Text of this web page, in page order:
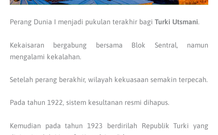
Perang Dunia I menjadi pukulan terakhir bagi Turki Utsmani.
Kekaisaran bergabung bersama Blok Sentral, namun
mengalami kekalahan.
Setelah perang berakhir, wilayah kekuasaan semakin terpecah.
Pada tahun 1922, sistem kesultanan resmi dihapus.
Kemudian pada tahun 1923 berdirilah Republik Turki yang